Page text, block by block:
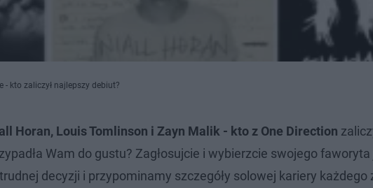
- kto zaliczył najlepszy debiut?
Horan, Louis Tomlinson i Zayn Malik - kto z One Direction
Wam do gustu? Zagłosujcie i wybierzcie swojego faworyta
decyzji i przypominamy szczegóły solowej kariery każdego